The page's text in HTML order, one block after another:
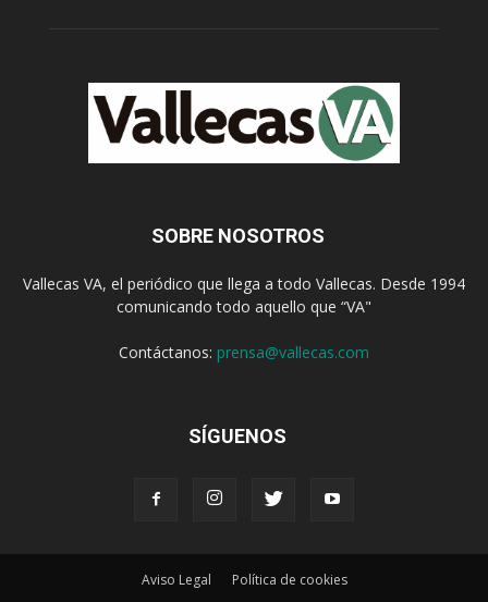
SOBRE NOSOTROS
Vallecas VA, el periódico que llega a todo Vallecas. Desde 1994
comunicando todo aquello que “VA"
Contáctanos: prensa@vallecas.com
SÍGUENOS
Aviso Legal Política de cookies